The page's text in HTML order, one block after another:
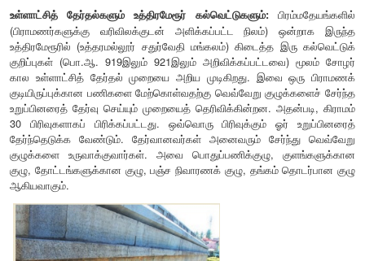
“சோழரிடம் 60 ஆயிரம் போர் யானைகள் இருந்தன. அவற்றின்
போன்ற அமைப்பு இருக்கும். அதில் வீரர்கள்
இவர்கள் நீண்ட தொலைவில் உள்ள இலக்குகளின் மீது அம்பு
உள்ள பகைவர்களுடன் யானையின் மீதிருந்தபடியே ஈட்டியால்
எனக் குறிப்பிடுகிறார். சோழர் கடல் கடந்து சென்று நடத்திய
புகழ்பெற்றவை. சோழர்களிடம் ‘எண்ணற்ற’ கப்பல்கள்
வரலாற்றாய்வாளர்கள் அவர்களின் கடற்படையை வியந்து
அதன் பலம் இருந்தது. படை வீரர்களுக்குப்
வழங்கப்பட்டிருந்தது. தலைநகரில் படை முகாம் இட்டிருந்த
எனப்பட்டது. புதிதாகச் சேர்க்கப்படும் பகுதிகளில்
படைகள் ‘நிலைப்படைகள்’ எனப்பட்டன. ஒரு படைப்பிரிவின்
என்றும் பின்னாட்களில் ‘படைமுதலி’ என்றும்
'சேனாபதி', ‘தண்டநாயகம்’ என்றறியப்பட்டார்.